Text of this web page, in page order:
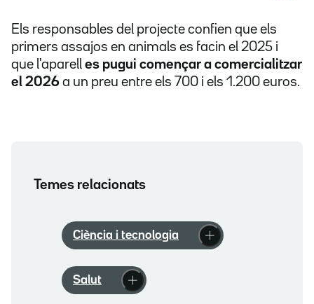
Els responsables del projecte confien que els
primers assajos en animals es facin el 2025 i
que l'aparell es pugui començar a comercialitzar
el 2026 a un preu entre els 700 i els 1.200 euros.
Temes relacionats
Ciència i tecnologia
Salut